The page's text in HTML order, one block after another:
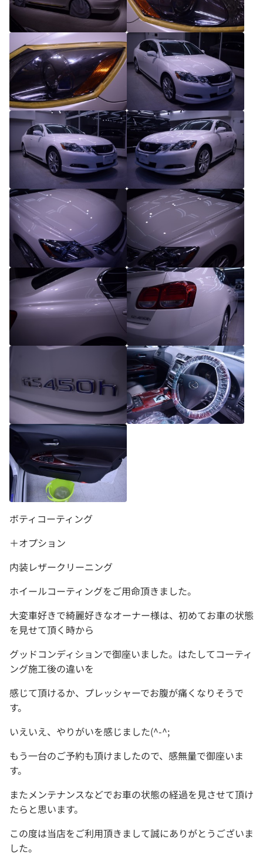
ボティコーティング
＋オプション
内装レザークリーニング
ホイールコーティングをご用命頂きました。
大変車好きで綺麗好きなオーナー様は、初めてお車の状態
を見せて頂く時から
グッドコンディションで御座いました。はたしてコーティ
ング施工後の違いを
感じて頂けるか、プレッシャーでお腹が痛くなりそうで
す。
いえいえ、やりがいを感じました(^-^;
もう一台のご予約も頂けましたので、感無量で御座いま
す。
またメンテナンスなどでお車の状態の経過を見させて頂け
たらと思います。
この度は当店をご利用頂きまして誠にありがとうございま
した。